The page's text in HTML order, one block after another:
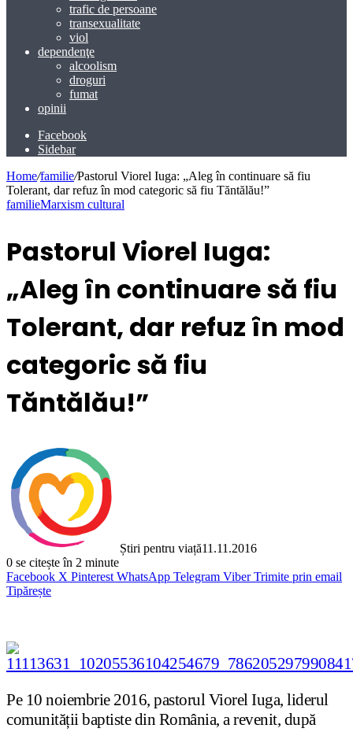
trafic de persoane
transexualitate
viol
dependenţe
alcoolism
droguri
fumat
opinii
Facebook
Sidebar
Home/familie/Pastorul Viorel Iuga: „Aleg în continuare să fiu
Tolerant, dar refuz în mod categoric să fiu Tăntălău!”
familieMarxism cultural
Pastorul Viorel Iuga:
„Aleg în continuare să fiu
Tolerant, dar refuz în mod
categoric să fiu
Tăntălău!”
Știri pentru viață11.11.2016
0 se citește în 2 minute
Facebook X Pinterest WhatsApp Telegram Viber Trimite prin email
Tipărește
Pe 10 noiembrie 2016, pastorul Viorel Iuga, liderul
comunității baptiste din România, a revenit, după